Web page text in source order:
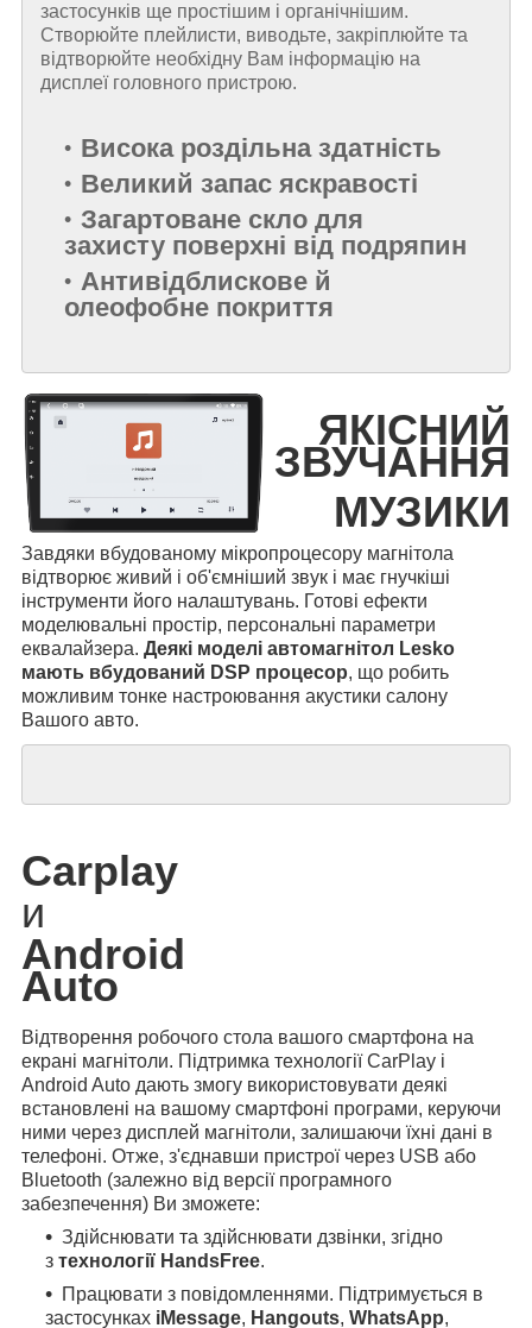
застосунків ще простішим і органічнішим.
Створюйте плейлисти, виводьте, закріплюйте та
відтворюйте необхідну Вам інформацію на
дисплеї головного пристрою.
Висока роздільна здатність
Великий запас яскравості
Загартоване скло для
захисту поверхні від подряпин
Антивідблискове й
олеофобне покриття
ЯКІСНИЙ
ЗВУЧАННЯ
МУЗИКИ
Завдяки вбудованому мікропроцесору магнітола
відтворює живий і об'ємніший звук і має гнучкіші
інструменти його налаштувань. Готові ефекти
моделювальні простір, персональні параметри
еквалайзера. Деякі моделі автомагнітол Lesko
мають вбудований DSP процесор, що робить
можливим тонке настроювання акустики салону
Вашого авто.
Carplay
и
Android
Auto
Відтворення робочого стола вашого смартфона на
екрані магнітоли. Підтримка технології CarPlay і
Android Auto дають змогу використовувати деякі
встановлені на вашому смартфоні програми, керуючи
ними через дисплей магнітоли, залишаючи їхні дані в
телефоні. Отже, з'єднавши пристрої через USB або
Bluetooth (залежно від версії програмного
забезпечення) Ви зможете:
Здійснювати та здійснювати дзвінки, згідно
з технології HandsFree.
Працювати з повідомленнями. Підтримується в
застосунках iMessage, Hangouts, WhatsApp,